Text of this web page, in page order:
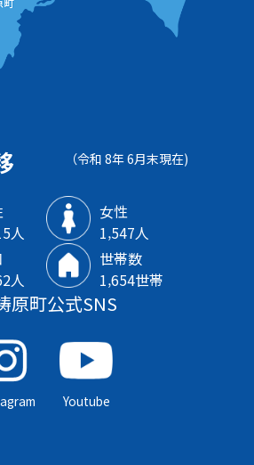
（令和 8年 6月末現在)
人
女性
1‚547人
人
世帯数
1‚654世帯
原町公式SNS
Youtube